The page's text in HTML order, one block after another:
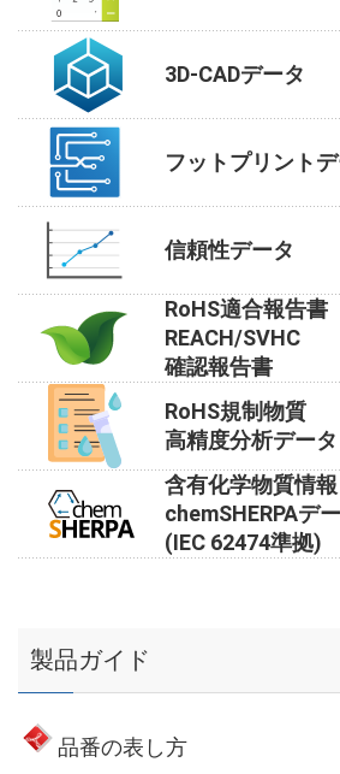
3D-CADデータ
フットプリント
信頼性データ
RoHS適合報告書
REACH/SVHC
確認報告書
RoHS規制物質
高精度分析データ
含有化学物質情報
chemSHERPAデ
(IEC 62474準拠)
製品ガイド
品番の表し方